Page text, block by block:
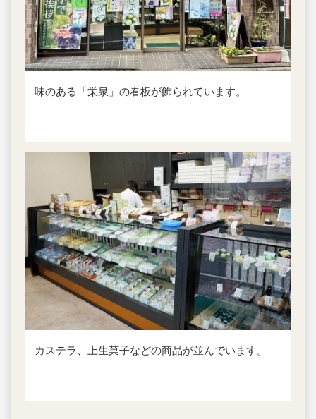
味のある「栄泉」の看板が飾られています。
カステラ、上生菓子などの商品が並んでいます。